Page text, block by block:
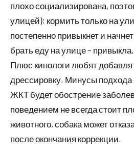
плохо социализирована,
улицей): кормить только на
постепенно привыкнет и
брать еду на улице –
Плюс кинологи любят
дрессировку. Минусы подхода
ЖКТ будет обострение
поведением не всегда стоит
животного, собака может
после окончания коррекции.